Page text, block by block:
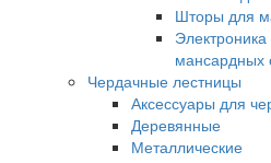
Шторы для
мансардных
Чердачные лестницы
Аксессуары для
Деревянные
Металлические